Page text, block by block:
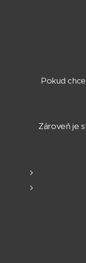
Pokud
Zároveň je